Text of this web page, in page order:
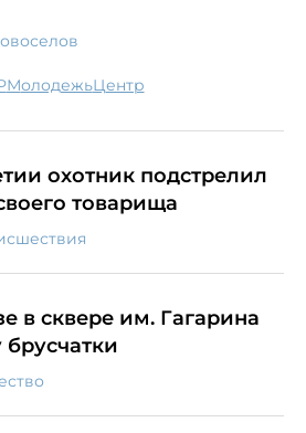
молодежь центр
охотник подстрелил
товарища
в сквере им. Гагарина